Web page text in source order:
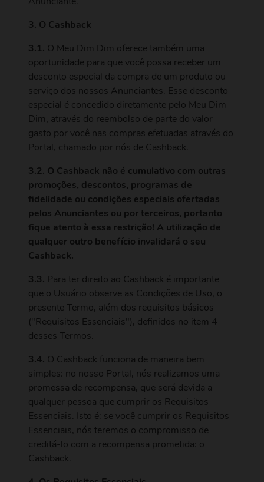
3. O Cashback
3.1. O Meu Dim Dim oferece também uma
oportunidade para que você possa receber um
desconto especial da compra de um produto ou
serviço dos nossos Anunciantes. Esse desconto
especial é concedido diretamente pelo Meu Dim
Dim, através do reembolso de parte do valor
gasto por você nas compras efetuadas através do
Portal, chamado por nós de Cashback.
3.2. O Cashback não é cumulativo com outras
promoções, descontos, programas de
fidelidade ou condições especiais ofertadas
pelos Anunciantes ou por terceiros, portanto
fique atento à essa restrição! A utilização de
qualquer outro benefício invalidará o seu
Cashback.
3.3. Para ter direito ao Cashback é importante
que o Usuário observe as Condições de Uso, o
presente Termo, além dos requisitos básicos
("Requisitos Essenciais"), definidos no item 4
desses Termos.
3.4. O Cashback funciona de maneira bem
simples: no nosso Portal, nós realizamos uma
promessa de recompensa, que será devida a
qualquer pessoa que cumprir os Requisitos
Essenciais. Isto é: se você cumprir os Requisitos
Essenciais, nós teremos o compromisso de
creditá-lo com a recompensa prometida: o
Cashback.